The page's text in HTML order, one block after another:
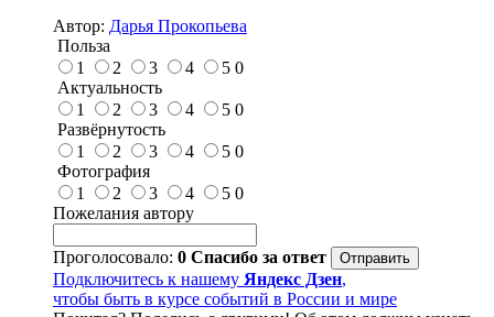
Автор: Дарья Прокопьева
Польза
1
2 3 4 5 0
Актуальность
1
2 3 4 5 0
Развёрнутость
1
2 3 4 5 0
Фотография
1
2 3 4 5 0
Пожелания автору
Проголосовало: 0 Спасибо за ответ
Подключитесь к нашему Яндекс Дзен,
чтобы быть в курсе событий в России и мире